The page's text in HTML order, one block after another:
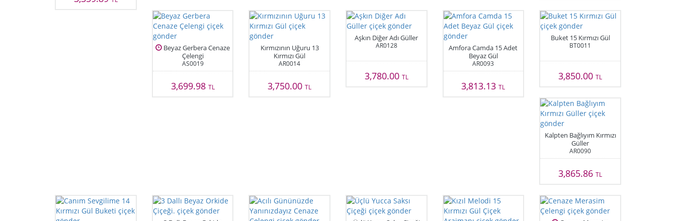
Beyaz Gerbera Cenaze
Çelengi
AS0019
3,699.98 TL
Kırmızının Uğuru 13
Kırmızı Gül
AR0014
3,750.00TL
Aşkın Diğer Adı Güller
AR0128
3,780.00 TL
Amfora Camda 15 Adet
Beyaz Gül
AR0093
3,813.13TL
Buket 15 Kırmızı Gül
BT0011
3,850.00TL
Kalpten Bağlıyım Kırmızı
Güller
AR0090
3,865.86TL